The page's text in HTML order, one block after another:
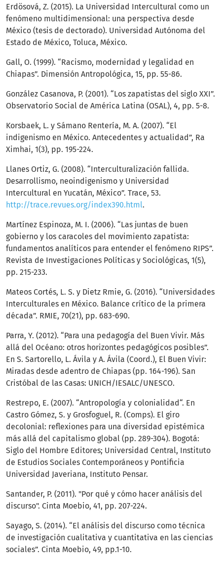
Erdösová, Z. (2015). La Universidad Intercultural como un
fenómeno multidimensional: una perspectiva desde
México (tesis de dectorado). Universidad Autónoma del
Estado de México, Toluca, México.
Gall, O. (1999). “Racismo, modernidad y legalidad en
Chiapas”. Dimensión Antropológica, 15, pp. 55-86.
González Casanova, P. (2001). “Los zapatistas del siglo XXI”.
Observatorio Social de América Latina (OSAL), 4, pp. 5-8.
Korsbaek, L. y Sámano Rentería, M. A. (2007). “El
indigenismo en México. Antecedentes y actualidad”, Ra
Ximhai, 1(3), pp. 195-224.
Llanes Ortiz, G. (2008). “Interculturalización fallida.
Desarrollismo, neoindigenismo y Universidad
Intercultural en Yucatán, México”. Trace, 53.
http://trace.revues.org/index390.html.
Martínez Espinoza, M. I. (2006). “Las juntas de buen
gobierno y los caracoles del movimiento zapatista:
fundamentos analíticos para entender el fenómeno RIPS”.
Revista de Investigaciones Políticas y Sociológicas, 1(5),
pp. 215-233.
Mateos Cortés, L. S. y Dietz Rmie, G. (2016). “Universidades
Interculturales en México. Balance crítico de la primera
década”. RMIE, 70(21), pp. 683-690.
Parra, Y. (2012). “Para una pedagogía del Buen Vivir. Más
allá del Océano: otros horizontes pedagógicos posibles”.
En S. Sartorello, L. Ávila y A. Ávila (Coord.), El Buen Vivir:
Miradas desde adentro de Chiapas (pp. 164-196). San
Cristóbal de las Casas: UNICH/IESALC/UNESCO.
Restrepo, E. (2007). “Antropología y colonialidad“. En
Castro Gómez, S. y Grosfoguel, R. (Comps). El giro
decolonial: reflexiones para una diversidad epistémica
más allá del capitalismo global (pp. 289-304). Bogotá:
Siglo del Hombre Editores; Universidad Central, Instituto
de Estudios Sociales Contemporáneos y Pontificia
Universidad Javeriana, Instituto Pensar.
Santander, P. (2011). "Por qué y cómo hacer análisis del
discurso". Cinta Moebio, 41, pp. 207-224.
Sayago, S. (2014). “El análisis del discurso como técnica
de investigación cualitativa y cuantitativa en las ciencias
sociales”. Cinta Moebio, 49, pp.1-10.